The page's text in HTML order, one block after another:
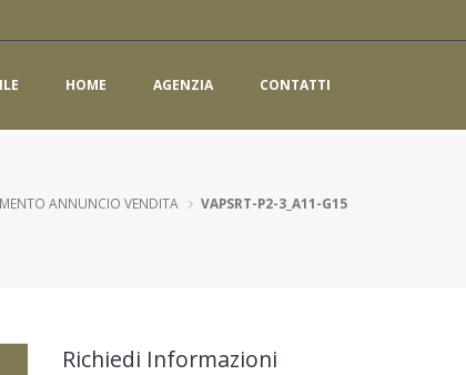
HOME AGENZIA CONTATTI
ANNUNCIO VENDITA VAPSRT-P2-3_A11-G15
Richiedi Informazioni